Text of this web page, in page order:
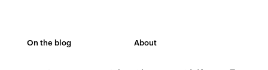
On the blog About